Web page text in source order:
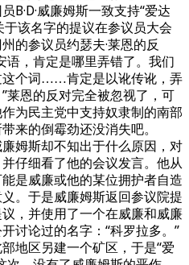
B·D·威廉姆斯一致支持“爱达
该名字的提议在参议员大会
的参议员约瑟夫·莱恩的反
语，肯定是哪里弄错了。我们
这个词……肯定是以讹传讹，弄
莱恩的反对完全被忽视了，可
为民主党中支持奴隶制的南部
来的倒霉劲还没消失吧。
姆斯却不知出于什么原因，对
仔细看了他的会议发言。他从
是威廉或他的某位拥护者自造
。于是威廉姆斯返回参议院提
，并使用了一个在威廉和威廉
讨论过的名字：“科罗拉多。”
地区另建一个矿区，于是“爱